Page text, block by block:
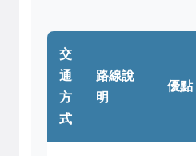
交
通
方
式
路線說
明
優點